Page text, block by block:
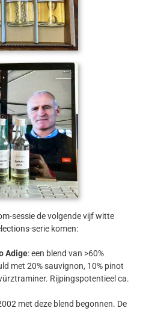
sessie de volgende vijf witte
serie komen:
Adige: een blend van >60%
met 20% sauvignon, 10% pinot
Rijpingspotentieel ca.
met deze blend begonnen. De